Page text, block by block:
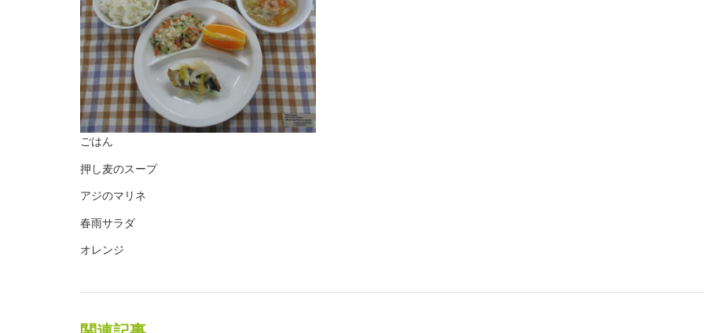
ごはん
押し麦のスープ
アジのマリネ
春雨サラダ
オレンジ